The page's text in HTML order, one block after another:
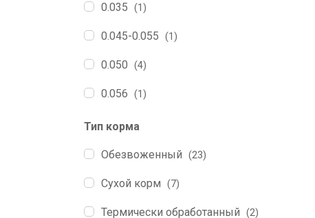
0.035 (1)
0.045-0.055 (1)
0.050 (4)
0.056 (1)
0.065 (5)
0.070 (4)
0.070-0.090 (1)
0.075 (1)
Тип корма
Обезвоженный (23)
Сухой корм (7)
Термически обработанный (2)